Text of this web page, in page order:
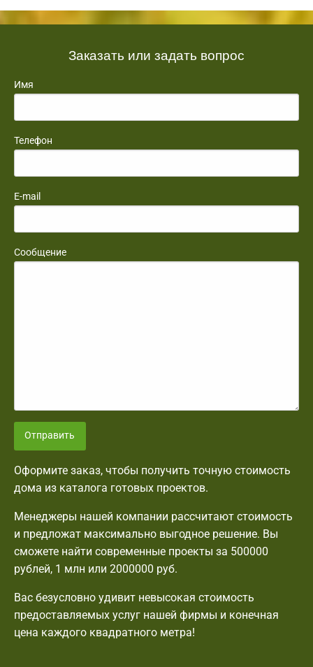
Заказать или задать вопрос
Имя
Телефон
E-mail
Сообщение
Отправить
Оформите заказ, чтобы получить точную стоимость
дома из каталога готовых проектов.
Менеджеры нашей компании рассчитают стоимость
и предложат максимально выгодное решение. Вы
сможете найти современные проекты за 500000
рублей, 1 млн или 2000000 руб.
Вас безусловно удивит невысокая стоимость
предоставляемых услуг нашей фирмы и конечная
цена каждого квадратного метра!